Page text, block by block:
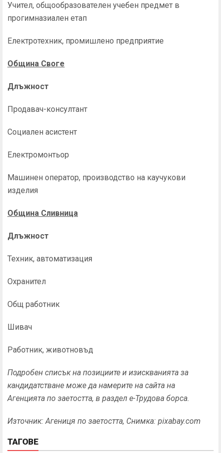
Учител, общообразователен учебен предмет в
прогимназиален етап
Електротехник, промишлено предприятие
Община Своге
Длъжност
Продавач-консултант
Социален асистент
Електромонтьор
Машинен оператор, производство на каучукови
изделия
Община Сливница
Длъжност
Техник, автоматизация
Охранител
Общ работник
Шивач
Работник, животновъд
Подробен списък на позициите и изискванията за
кандидатстване може да намерите на сайта на
Агенцията по заетостта, в раздел е-Трудова борса.
Източник: Агениця по заетостта, Снимка: pixabay.com
ТАГОВЕ